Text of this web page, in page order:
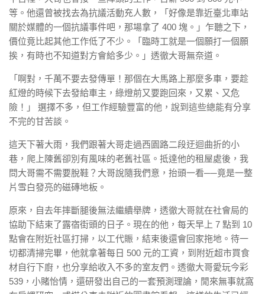
等。他還曾被找去為抗議活動充人數，「好像是靠近臺北車站
關於媒體的一個抗議事件吧，那場拿了 400 塊。」乍聽之下，
價位竟比起其他工作低了不少。「臨時工就是一個願打一個願
挨，有時也不知道對方會給多少。」透徹大哥無奈道。
「啊對，千萬不要去發傳單！那個在大馬路上那麼多車，要趁
紅燈的時候下去發給車主，綠燈前又要跑回來，又累、又危
險！」 選擇不多，但工作經驗豐富的他，說到這些總能有分享
不完的甘苦談。
這天下著大雨，我們跟著大哥走過西園路二段迂迴曲折的小
巷，爬上陳舊卻別有風味的老舊社區。抵達他的租屋處後，我
問大哥需不需要脫鞋？大哥說隨我們意，抬頭一看──竟是一整
片雪白發亮的磁磚地板。
原來，自去年摔斷腿後無法繼續舉牌，透徹大哥就在社會局的
協助下結束了露宿街頭的日子。現在的他，每天早上 7 點到 10
點會在附近社區打掃，以工代賑，結束後還會回家拖地。待一
切都清掃完畢，他就拿著每日 500 元的工資，到附近超市買食
材自行下廚，也分享給收入不多的室友們。透徹大哥愛玩今彩
539，小賭怡情，還研發出自己的一套預測理論，閒來無事就窩